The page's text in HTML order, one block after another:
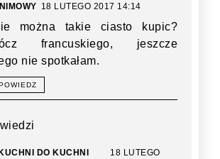
18 LUTEGO 2017 14:14
można takie ciasto kupic?
francuskiego, jeszcze
nie spotkałam.
DO KUCHNI
18 LUTEGO